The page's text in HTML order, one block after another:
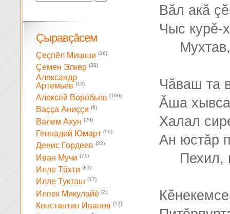
Вăл акă
Чыс курĕ-
Чăваш та
Ăша
Халал
Ан юстăр
Пехил,
Çыравçăсем
Çеçпĕл Мишши (26)
Çемен Элкер (38)
Александр
Артемьев (12)
Алексей Воробьев (160)
Ваççа Аниççи (6)
Валем Ахун (29)
Геннадий Юмарт (90)
Денис Гордеев (22)
Иван Мучи (71)
Илле Тăхти (81)
Илле Тукташ (17)
Илпек Микулайĕ (2)
Константин Иванов (12)